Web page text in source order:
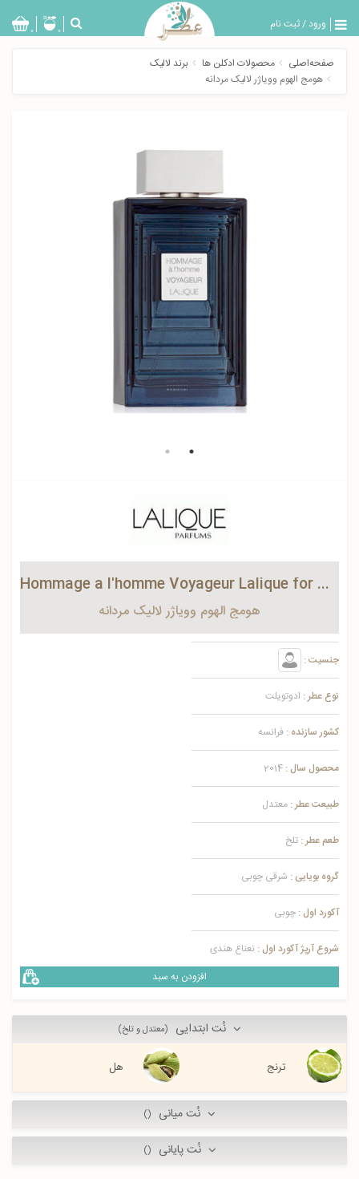
ورود/ثبت نام
بازگشت
0 0
صفحه‌اصلی محصولات ادکلن ها
برند لالیک
هومج الهوم وویاژر لالیک مردانه
Hommage a l'homme Voyageur Lalique for men
هومج الهوم وویاژر لالیک مردانه
جنسیت :
نوع عطر : ادوتویلت
کشور سازنده : فرانسه
محصول سال : 2014
طبیعت عطر : معتدل
طعم عطر : تلخ
گروه بویایی : شرقی چوبی
آکورد اول : چوبی
شروع آرپژ آکورد اول : نعناع هندی
افزودن به سبد
نُت ابتدایی (معتدل و تلخ)
ترنج هل
نُت میانی ()
نُت پایانی ()